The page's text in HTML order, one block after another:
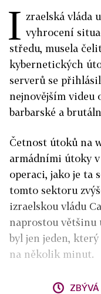
I zraelská vláda
vyhrocení
středu, musela
kybernetických
serverů se
nejnovějším videu
barbarské a
Četnost útoků na
armádními útoky v
operaci, jako je ta
tomto sektoru
izraelskou vládu
naprostou většinu
byl jen jeden,
na několik minut.